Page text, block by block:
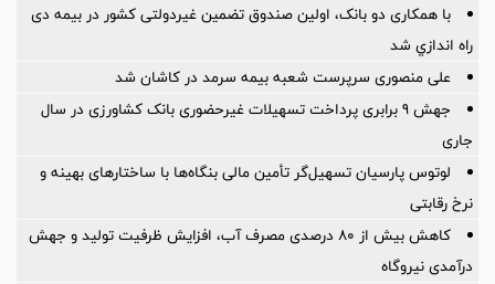
با همکاری دو بانک، اولین صندوق تضمین غیردولتی کشور در بیمه دی
راه اندازي شد
علی منصوری سرپرست شعبه بیمه سرمد در کاشان شد
جهش 9 برابری پرداخت تسهیلات غیرحضوری بانک کشاورزی در سال
جاری
لوتوس پارسیان تسهیل‌گر تأمین مالی بنگاه‌ها با ساختارهای بهینه و
نرخ رقابتی
کاهش بیش از ۸۰ درصدی مصرف آب، افزایش ظرفیت تولید و جهش
درآمدی نیروگاه